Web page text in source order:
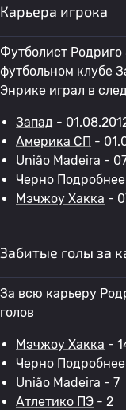
Карьера игрока
Футболист
футбольном клубе
Энрике играл в
Запад -
Америка СП -
União Madeira -
Черно Подробнее
Мэчжоу Хакка -
Забитые голы за
За всю карьеру
голов
Мэчжоу Хакка -
Черно Подробнее
União Madeira - 7
Атлетико ПЭ - 2